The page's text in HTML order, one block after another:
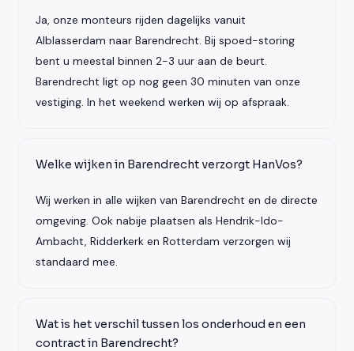
Ja, onze monteurs rijden dagelijks vanuit
Alblasserdam naar Barendrecht. Bij spoed-storing
bent u meestal binnen 2-3 uur aan de beurt.
Barendrecht ligt op nog geen 30 minuten van onze
vestiging. In het weekend werken wij op afspraak.
Welke wijken in Barendrecht verzorgt HanVos?
Wij werken in alle wijken van Barendrecht en de directe
omgeving. Ook nabije plaatsen als Hendrik-Ido-
Ambacht, Ridderkerk en Rotterdam verzorgen wij
standaard mee.
Wat is het verschil tussen los onderhoud en een
contract in Barendrecht?